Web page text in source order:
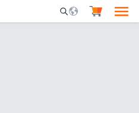
Mobile Search